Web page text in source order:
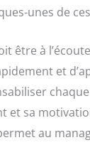
unes de
être à
et
et sa
au